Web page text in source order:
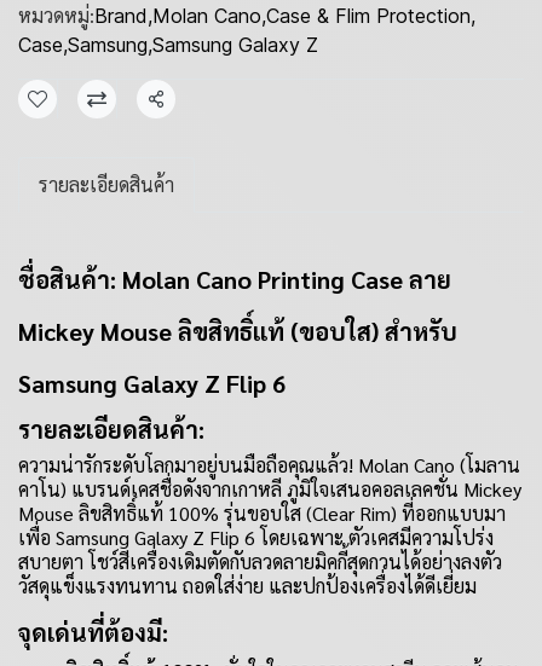
หมวดหมู่:Brand,Molan Cano,Case & Flim Protection,
Case,Samsung,Samsung Galaxy Z
แชร์
รายละเอียดสินค้า
ชื่อสินค้า: Molan Cano Printing Case ลาย
Mickey Mouse ลิขสิทธิ์แท้ (ขอบใส) สำหรับ
Samsung Galaxy Z Flip 6
รายละเอียดสินค้า:
ความน่ารักระดับโลกมาอยู่บนมือถือคุณแล้ว! Molan Cano (โมลาน
คาโน) แบรนด์เคสชื่อดังจากเกาหลี ภูมิใจเสนอคอลเลคชั่น Mickey
Mouse ลิขสิทธิ์แท้ 100% รุ่นขอบใส (Clear Rim) ที่ออกแบบมา
เพื่อ Samsung Galaxy Z Flip 6 โดยเฉพาะ ตัวเคสมีความโปร่ง
สบายตา โชว์สีเครื่องเดิมตัดกับลวดลายมิคกี้สุดกวนได้อย่างลงตัว
วัสดุแข็งแรงทนทาน ถอดใส่ง่าย และปกป้องเครื่องได้ดีเยี่ยม
จุดเด่นที่ต้องมี: